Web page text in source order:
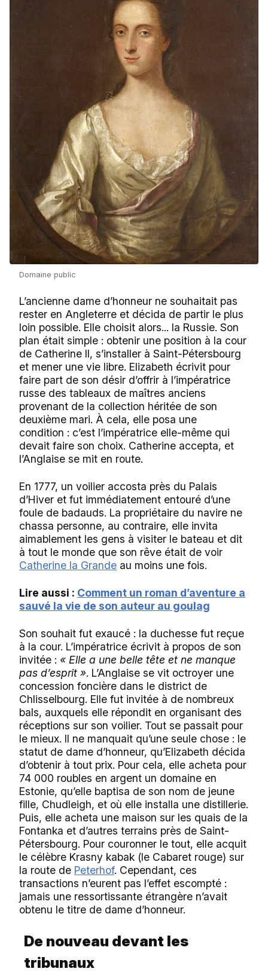
Domaine public
L’ancienne dame d’honneur ne souhaitait pas
rester en Angleterre et décida de partir le plus
loin possible. Elle choisit alors... la Russie. Son
plan était simple : obtenir une position à la cour
de Catherine II, s’installer à Saint-Pétersbourg
et mener une vie libre. Elizabeth écrivit pour
faire part de son désir d’offrir à l’impératrice
russe des tableaux de maîtres anciens
provenant de la collection héritée de son
deuxième mari. À cela, elle posa une
condition : c’est l’impératrice elle-même qui
devait faire son choix. Catherine accepta, et
l’Anglaise se mit en route.
En 1777, un voilier accosta près du Palais
d’Hiver et fut immédiatement entouré d’une
foule de badauds. La propriétaire du navire ne
chassa personne, au contraire, elle invita
aimablement les gens à visiter le bateau et dit
à tout le monde que son rêve était de voir
Catherine la Grande au moins une fois.
Lire aussi : Comment un roman d’aventure a
sauvé la vie de son auteur au goulag
Son souhait fut exaucé : la duchesse fut reçue
à la cour. L’impératrice écrivit à propos de son
invitée : « Elle a une belle tête et ne manque
pas d’esprit ». L’Anglaise se vit octroyer une
concession foncière dans le district de
Chlisselbourg. Elle fut invitée à de nombreux
bals, auxquels elle répondit en organisant des
réceptions sur son voilier. Tout se passait pour
le mieux. Il ne manquait qu’une seule chose : le
statut de dame d’honneur, qu’Elizabeth décida
d’obtenir à tout prix. Pour cela, elle acheta pour
74 000 roubles en argent un domaine en
Estonie, qu’elle baptisa de son nom de jeune
fille, Chudleigh, et où elle installa une distillerie.
Puis, elle acheta une maison sur les quais de la
Fontanka et d’autres terrains près de Saint-
Pétersbourg. Pour couronner le tout, elle acquit
le célèbre Krasny kabak (le Cabaret rouge) sur
la route de Peterhof. Cependant, ces
transactions n’eurent pas l’effet escompté :
jamais une ressortissante étrangère n’avait
obtenu le titre de dame d’honneur.
De nouveau devant les
tribunaux